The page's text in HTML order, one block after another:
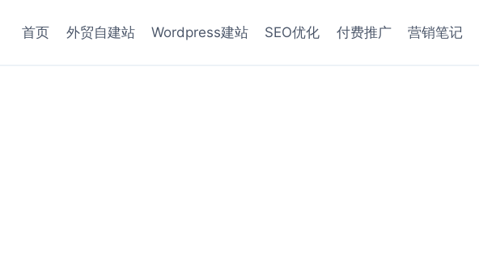
首页 外贸自建站 Wordpress建站 SEO优化 付费推广 营销笔记